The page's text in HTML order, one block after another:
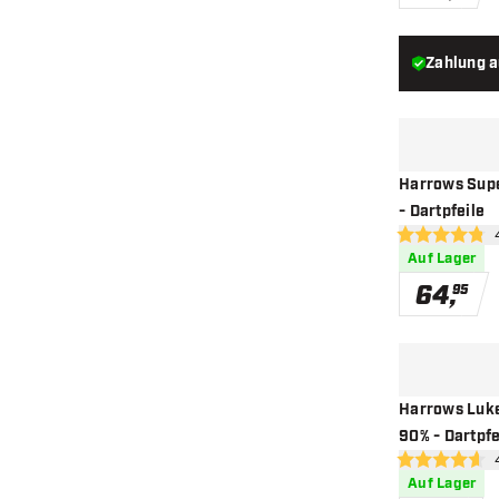
Harrows
- Dartpfeile
4.8
Auf Lager
64,95
Harrows
90% -
4.6
Auf Lager
Zahlung